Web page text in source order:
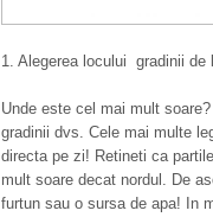
1. Alegerea locului gradinii de
Unde este cel mai mult
gradinii dvs. Cele mai multe
directa pe zi! Retineti ca
mult soare decat nordul. De
furtun sau o sursa de apa! In